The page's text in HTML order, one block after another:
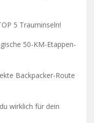
5 Trauminseln!
50-KM-Etappen-
Backpacker-Route
wirklich für dein